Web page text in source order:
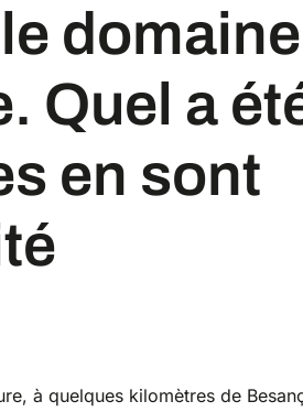
domaine
Quel a
en sont
à quelques kilomètres de